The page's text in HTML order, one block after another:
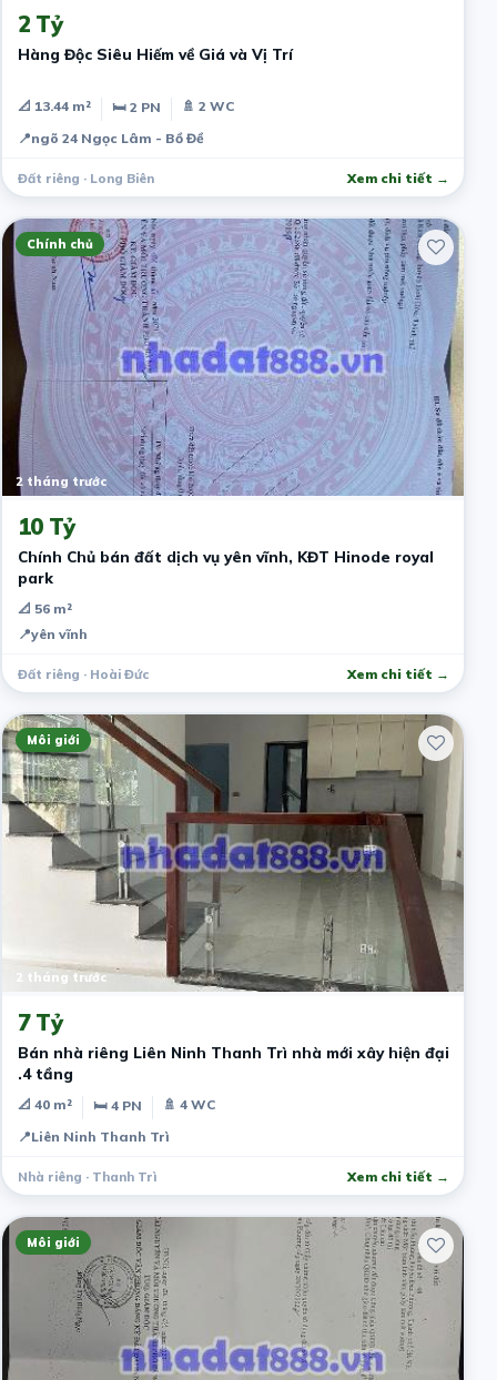
2 Tỷ
Hàng Độc Siêu Hiếm về Giá và Vị Trí
📐 13.44 m² 🛏 2 PN
🚿 2 WC
📍ngõ 24 Ngọc Lâm - Bồ Đề
Đất riêng · Long Biên Xem chi tiết →
Chính chủ
2 tháng trước
10 Tỷ
Chính Chủ bán đất dịch vụ yên vĩnh, KĐT Hinode royal
park
📐 56 m²
📍yên vĩnh
Đất riêng · Hoài Đức Xem chi tiết →
Môi giới
2 tháng trước
7 Tỷ
Bán nhà riêng Liên Ninh Thanh Trì nhà mới xây hiện đại
.4 tầng
📐 40 m² 🛏 4 PN
🚿 4 WC
📍Liên Ninh Thanh Trì
Nhà riêng · Thanh Trì Xem chi tiết →
Môi giới